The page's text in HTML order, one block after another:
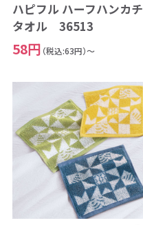
ハピフル ハーフハンカチ
タオル 36513
58円 （税込:63円）～